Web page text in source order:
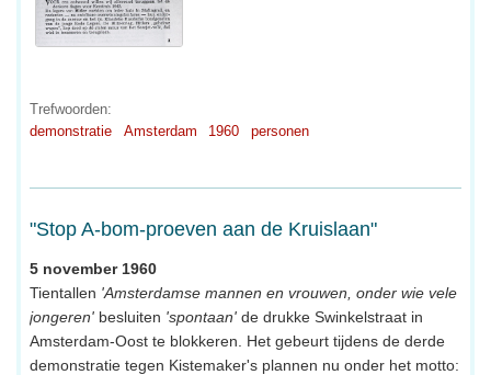
Trefwoorden:
demonstratie
Amsterdam 1960 personen
"Stop A-bom-proeven aan de Kruislaan"
5 november 1960
Tientallen 'Amsterdamse mannen en vrouwen, onder wie vele
jongeren' besluiten 'spontaan' de drukke Swinkelstraat in
Amsterdam-Oost te blokkeren. Het gebeurt tijdens de derde
demonstratie tegen Kistemaker's plannen nu onder het motto: